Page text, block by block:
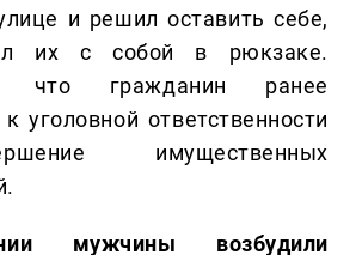
и решил оставить себе,
их с собой в рюкзаке.
что гражданин ранее
уголовной ответственности
имущественных
мужчины возбудили